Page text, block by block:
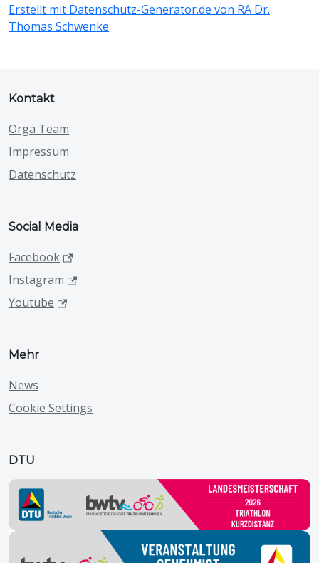
Erstellt mit Datenschutz-Generator.de von RA Dr.
Thomas Schwenke
Kontakt
Orga Team
Impressum
Datenschutz
Social Media
Facebook
Instagram
Youtube
Mehr
News
Cookie Settings
DTU